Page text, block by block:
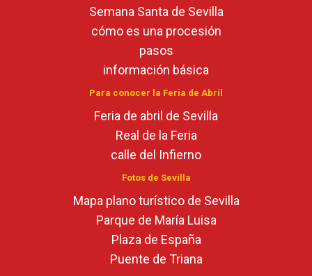
Semana Santa de Sevilla
cómo es una procesión
pasos
información básica
Para conocer la Feria de Abril
Feria de abril de Sevilla
Real de la Feria
calle del Infierno
Fotos de Sevilla
Mapa plano turístico de Sevilla
Parque de María Luisa
Plaza de España
Puente de Triana